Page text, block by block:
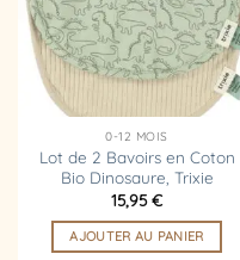
0-12 MOIS
Lot de 2 Bavoirs en Coton
Bio Dinosaure, Trixie
15,95€
AJOUTER AU PANIER